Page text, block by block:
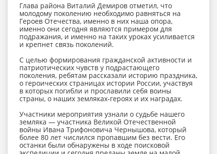
Глава района Виталий Демиров отметил, что
молодому поколению необходимо равняться на
Героев Отечества, именно в них наша опора,
именно они сегодня являются примером для
подражания, и именно на таких уроках усиливается
и крепнет связь поколений.
С целью формирования гражданской активности и
патриотических чувств у подрастающего
поколения, ребятам рассказали историю праздника,
о героических страницах истории России, участвуя
в которых погибли и прославили себя воины
страны, о наших земляках-героях и их наградах.
Участники мероприятия узнали о судьбе нашего
земляка — участника Великой Отечественной
войны Ивана Трифоновича Чернышова, который
более 80 лет числился пропавшим без вести. Его
останки были обнаружены в ходе поисковой